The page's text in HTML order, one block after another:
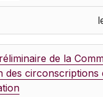
de la
des circonscriptions